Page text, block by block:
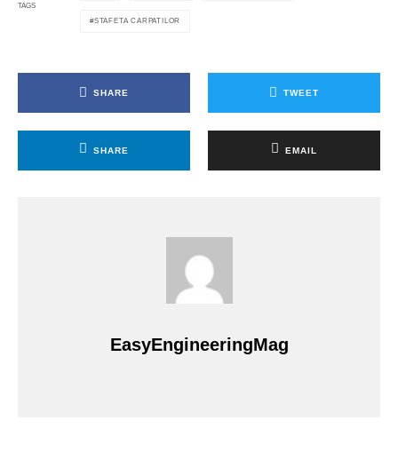
TAGS
STAFETA CARPATILOR
SHARE TWEET
SHARE EMAIL
EasyEngineeringMag